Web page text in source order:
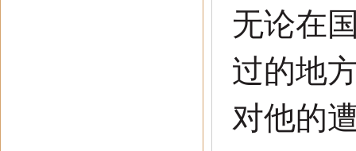
无论在
过的地
对他的